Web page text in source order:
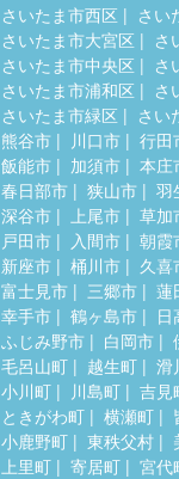
さいたま市西区
さい
さいたま市大宮区
さ
さいたま市中央区
さ
さいたま市浦和区
さ
さいたま市緑区
さい
熊谷市
川口市 行田
飯能市
加須市 本庄
春日部市
狭山市 羽
深谷市
上尾市 草加
戸田市
入間市 朝霞
新座市
桶川市 久喜
富士見市
三郷市 蓮
幸手市
鶴ヶ島市 日
ふじみ野市
白岡市
毛呂山町
越生町 滑
小川町
川島町 吉見
ときがわ町
横瀬町
小鹿野町
東秩父村
上里町
寄居町 宮代